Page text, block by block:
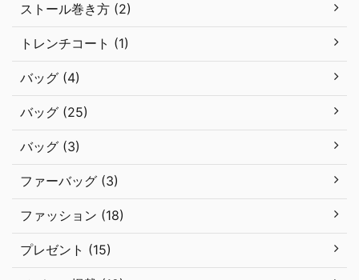
ストール巻き方 (2)
トレンチコート (1)
バッグ (4)
バッグ (25)
バッグ (3)
ファーバッグ (3)
ファッション (18)
プレゼント (15)